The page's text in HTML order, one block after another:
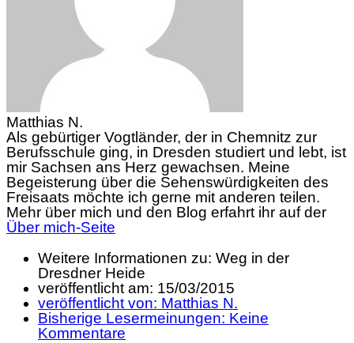
Matthias N.
Als gebürtiger Vogtländer, der in Chemnitz zur
Berufsschule ging, in Dresden studiert und lebt, ist
mir Sachsen ans Herz gewachsen. Meine
Begeisterung über die Sehenswürdigkeiten des
Freisaats möchte ich gerne mit anderen teilen.
Mehr über mich und den Blog erfahrt ihr auf der
Über mich-Seite
Weitere Informationen zu: Weg in der
Dresdner Heide
veröffentlicht am: 15/03/2015
veröffentlicht von: Matthias N.
Bisherige Lesermeinungen: Keine
Kommentare